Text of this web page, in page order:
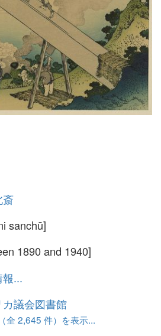
斎
sanchū]
1890 and 1940]
...
カ議会図書館
全 2,645 件）を表示...